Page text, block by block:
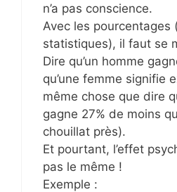
n’a pas conscience.
Avec les pourcentages
statistiques), il faut se
Dire qu’un homme
qu’une femme signifie
même chose que dire
gagne 27% de moins
chouillat près).
Et pourtant, l’effet
pas le même !
Exemple :